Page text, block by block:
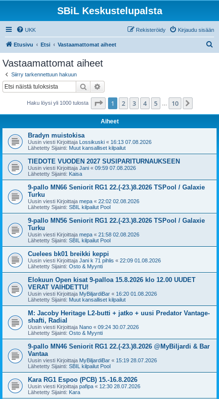
SBiL Keskustelupalsta
UKK Kirjaudu sisään
Rekisteröidy
Etusivu Etsi Vastaamattomat aiheet
Vastaamattomat aiheet
Siirry tarkennettuun hakuun
Etsi
Haku löysi yli 1000 tulosta Sivu /10
1 2 3 4 5 10
Aiheet
Bradyn muistokisa
Uusin viesti Kirjoittaja Lossikuski « 16:13 07.08.2026
Lähetetty Sijainti: Muut kansalliset kilpailut
TIEDOTE VUODEN 2027 SUSIPARITURNAUKSEEN
Uusin viesti Kirjoittaja Jani « 09:59 07.08.2026
Lähetetty Sijainti: Kaisa
9-pallo MN66 Seniorit RG1 22.(-23.)8.2026 TSPool / Galaxie
Turku
Uusin viesti Kirjoittaja mepa « 22:02 02.08.2026
Lähetetty Sijainti: SBIL kilpailut Pool
9-pallo MN56 Seniorit RG1 22.(-23.)8.2026 TSPool / Galaxie
Turku
Uusin viesti Kirjoittaja mepa « 21:58 02.08.2026
Lähetetty Sijainti: SBIL kilpailut Pool
Cuelees bk01 breikki keppi
Uusin viesti Kirjoittaja Jani k 71 pihlis « 22:09 01.08.2026
Lähetetty Sijainti: Osto & Myynti
Elokuun Open kisat 9-palloa 15.8.2026 klo 12.00 UUDET
VERAT VAIHDETTU!
Uusin viesti Kirjoittaja MyBiljardiBar « 16:20 01.08.2026
Lähetetty Sijainti: Muut kansalliset kilpailut
M: Jacoby Heritage L2-butti + jatko + uusi Predator Vantage-
shafti, Radial
Uusin viesti Kirjoittaja Nano « 09:24 30.07.2026
Lähetetty Sijainti: Osto & Myynti
9-pallo MN46 Seniorit RG1 22.(-23.)8.2026 @MyBiljardi & Bar
Vantaa
Uusin viesti Kirjoittaja MyBiljardiBar « 15:19 28.07.2026
Lähetetty Sijainti: SBIL kilpailut Pool
Kara RG1 Espoo (PCB) 15.-16.8.2026
Uusin viesti Kirjoittaja pafipa « 12:30 28.07.2026
Lähetetty Sijainti: Kara